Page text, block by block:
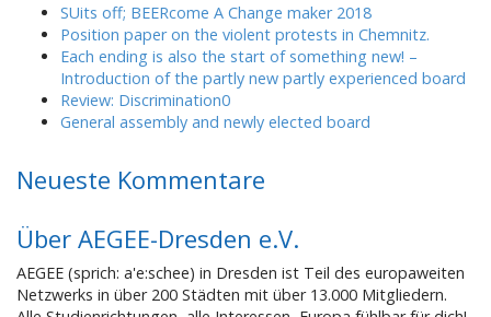
SUits off; BEERcome A Change maker 2018
Position paper on the violent protests in Chemnitz.
Each ending is also the start of something new! –
Introduction of the partly new partly experienced board
Review: Discrimination0
General assembly and newly elected board
Neueste Kommentare
Über AEGEE-Dresden e.V.
AEGEE (sprich: a'e:schee) in Dresden ist Teil des europaweiten
Netzwerks in über 200 Städten mit über 13.000 Mitgliedern.